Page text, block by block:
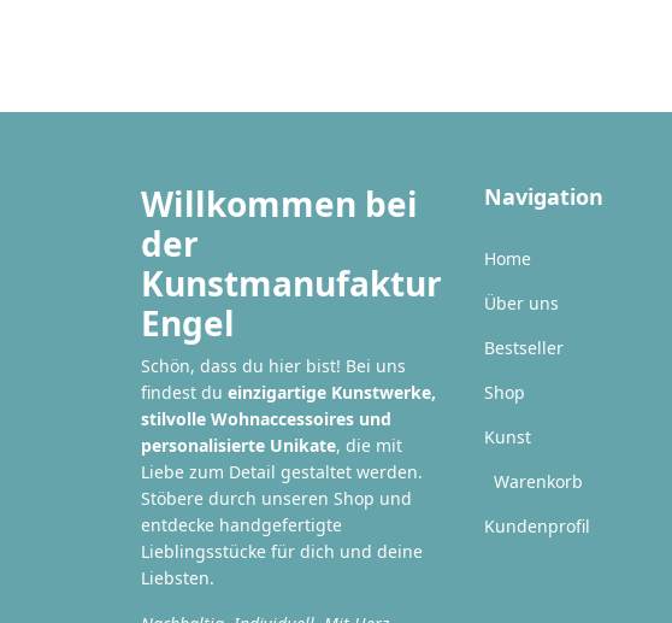
Willkommen bei
der
Kunstmanufaktur
Engel
Schön, dass du hier bist! Bei uns
findest du einzigartige Kunstwerke,
stilvolle Wohnaccessoires und
personalisierte Unikate, die mit
Liebe zum Detail gestaltet werden.
Stöbere durch unseren Shop und
entdecke handgefertigte
Lieblingsstücke für dich und deine
Liebsten.
Navigation
Home
Über uns
Bestseller
Shop
Kunst
Warenkorb
Kundenprofil